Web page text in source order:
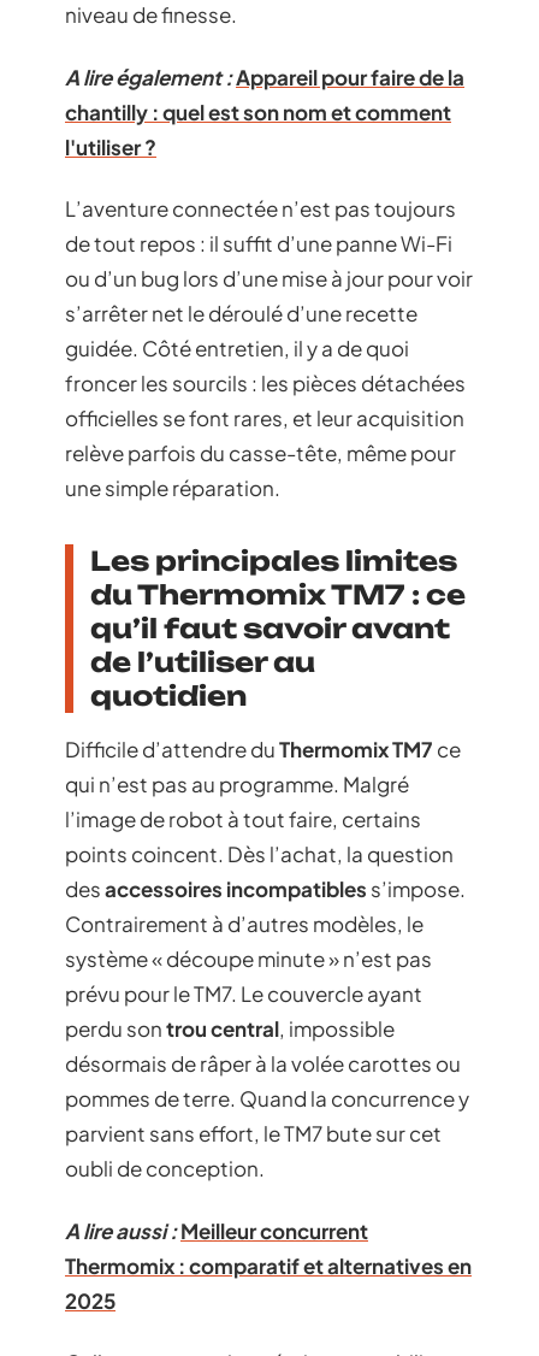
niveau de finesse.
A lire également :Appareil pour faire de la
chantilly : quel est son nom et comment
l'utiliser ?
L’aventure connectée n’est pas toujours
de tout repos : il suffit d’une panne Wi-Fi
ou d’un bug lors d’une mise à jour pour voir
s’arrêter net le déroulé d’une recette
guidée. Côté entretien, il y a de quoi
froncer les sourcils : les pièces détachées
officielles se font rares, et leur acquisition
relève parfois du casse-tête, même pour
une simple réparation.
Les principales limites
du Thermomix TM7 : ce
qu’il faut savoir avant
de l’utiliser au
quotidien
Difficile d’attendre duThermomix TM7 ce
qui n’est pas au programme. Malgré
l’image de robot à tout faire, certains
points coincent. Dès l’achat, la question
desaccessoires incompatibles s’impose.
Contrairement à d’autres modèles, le
système « découpe minute » n’est pas
prévu pour le TM7. Le couvercle ayant
perdu sontrou central, impossible
désormais de râper à la volée carottes ou
pommes de terre. Quand la concurrence y
parvient sans effort, le TM7 bute sur cet
oubli de conception.
A lire aussi :Meilleur concurrent
Thermomix : comparatif et alternatives en
2025